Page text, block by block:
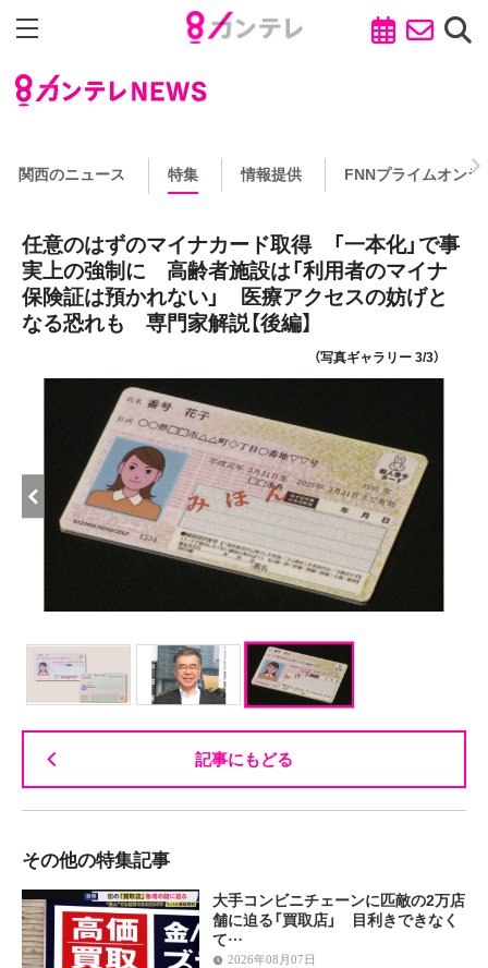
関西のニュース 特集 情報提供 FNNプライムオンラ
任意のはずのマイナカード取得 「一本化」で事
実上の強制に 高齢者施設は「利用者のマイナ
保険証は預かれない」 医療アクセスの妨げと
なる恐れも 専門家解説【後編】
（写真ギャラリー 3/3）
記事にもどる
その他の特集記事
大手コンビニチェーンに匹敵の2万店
舗に迫る「買取店」 目利きできなく
て…
2026年08月07日